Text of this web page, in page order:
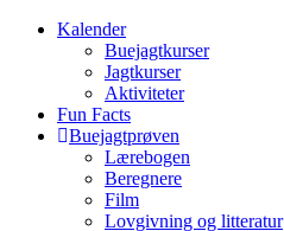
Kalender
Buejagtkurser
Jagtkurser
Aktiviteter
Fun Facts
Buejagtprøven
Lærebogen
Beregnere
Film
Lovgivning og litteratur